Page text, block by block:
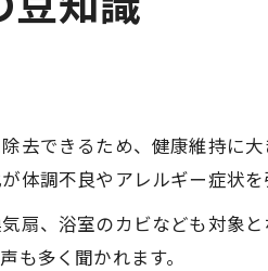
で費用が変わる理由
ーニングの選び方
ーニングの交渉術
学集
グ活用法
去できるため、健康維持に
調不良やアレルギー症状を
扇、浴室のカビなども対象
も多く聞かれます。